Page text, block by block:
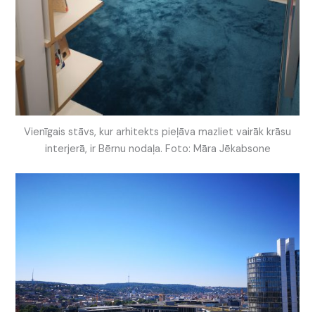
Vienīgais stāvs, kur arhitekts pieļāva mazliet vairāk krāsu
interjerā, ir Bērnu nodaļa. Foto: Māra Jēkabsone